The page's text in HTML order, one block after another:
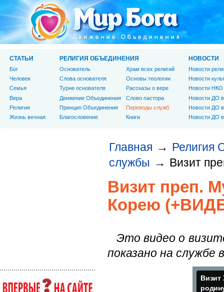
Главная → Религия
службы → Визит
Визит преп.
Корею
Это видео о
показано на службе
СТАТЬИ
Бог
Человек
Cемья
Вера
Религия
Жизнь вечная
РЕЛИГИЯ ОБЪЕДИНЕНИЯ
Основатель
Слова основателя
Турне основателя
Движение Объединения
Принцип Объединения
Благословение
Храм всех религий
Основы теологии
Рассказы о вере
Слово пастора
Переводы служб
Книги
НОВОСТИ
Новости
Новости
Новости НКО
Новости ДО
Новости ДО
Новости ДО